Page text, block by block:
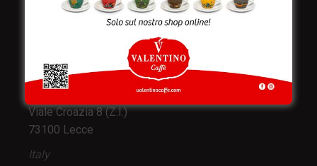
e produzione:
Viale Croazia 8 (Z.I.)
73100 Lecce
Italy